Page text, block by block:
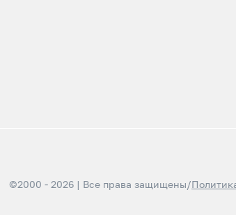
©2000 - 2026 | Все права защищены/